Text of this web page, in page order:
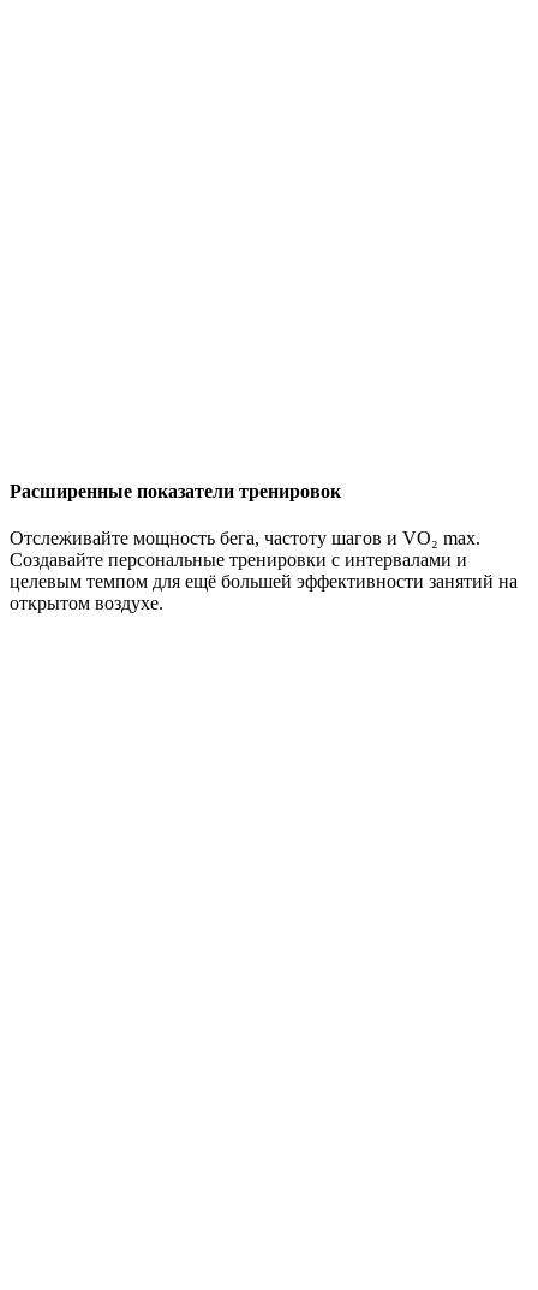
Расширенные показатели тренировок
Отслеживайте мощность бега, частоту шагов и VO₂ max.
Создавайте персональные тренировки с интервалами и
целевым темпом для ещё большей эффективности занятий на
открытом воздухе.